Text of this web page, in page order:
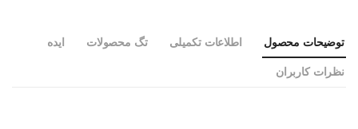
توضیحات محصول اطلاعات تکمیلی تگ محصولات ایده
نظرات کاربران